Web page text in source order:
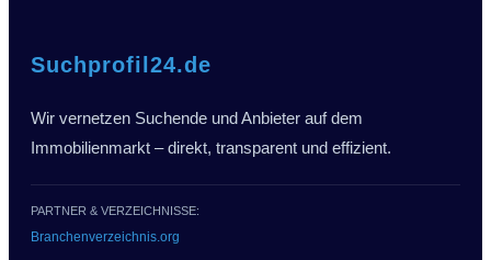
Suchprofil24.de
Wir vernetzen Suchende und Anbieter auf dem
Immobilienmarkt – direkt, transparent und effizient.
PARTNER & VERZEICHNISSE:
Branchenverzeichnis.org